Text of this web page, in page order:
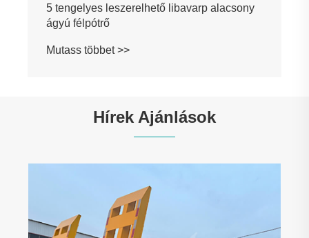
5 tengelyes leszerelhető libavarp alacsony
ágyú félpótrő
Mutass többet >>
Hírek Ajánlások